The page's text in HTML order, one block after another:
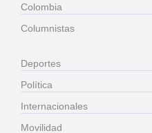
Colombia
Columnistas
Deportes
Política
Internacionales
Movilidad